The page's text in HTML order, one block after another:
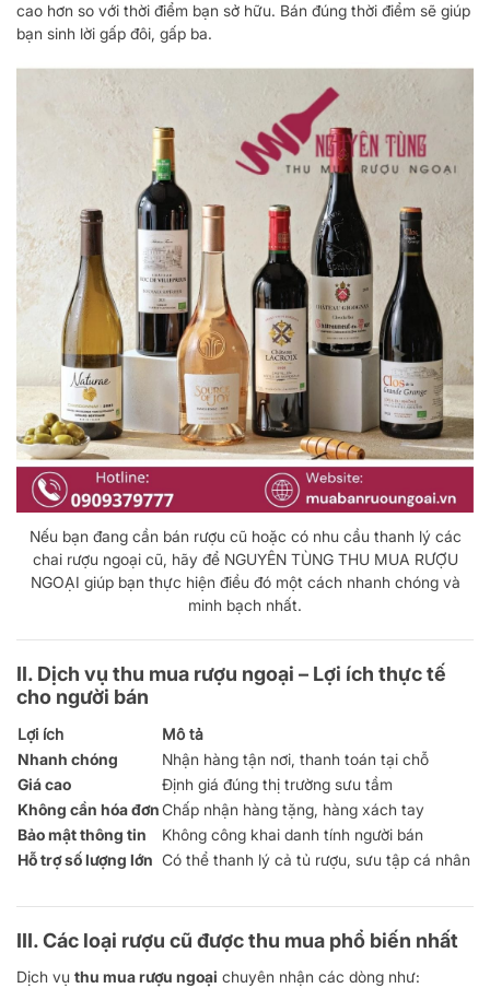
cao hơn so với thời điểm bạn sở hữu. Bán đúng thời điểm sẽ giúp
bạn sinh lời gấp đôi, gấp ba.
Nếu bạn đang cần bán rượu cũ hoặc có nhu cầu thanh lý các
chai rượu ngoại cũ, hãy để NGUYÊN TÙNG THU MUA RƯỢU
NGOẠI giúp bạn thực hiện điều đó một cách nhanh chóng và
minh bạch nhất.
II. Dịch vụ thu mua rượu ngoại – Lợi ích thực tế
cho người bán
Lợi ích
Mô tả
Nhanh chóng
Nhận hàng tận nơi, thanh toán tại chỗ
Giá cao
Định giá đúng thị trường sưu tầm
Không cần hóa đơnChấp nhận hàng tặng, hàng xách tay
Bảo mật thông tin
Không công khai danh tính người bán
Hỗ trợ số lượng lớn Có thể thanh lý cả tủ rượu, sưu tập cá nhân
III.Các loại rượu cũ được thu mua phổ biến nhất
Dịch vụ thu mua rượu ngoại chuyên nhận các dòng như: